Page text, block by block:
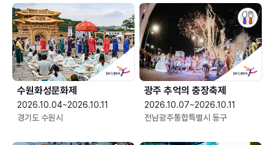
수원화성문화제
2026.10.04~2026.10.11
경기도 수원시
광주 추억의 충장축제
2026.10.07~2026.10.11
전남광주통합특별시 동구